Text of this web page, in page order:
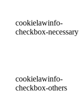
cookielawinfo-
checkbox-necessary
cookielawinfo-
checkbox-others